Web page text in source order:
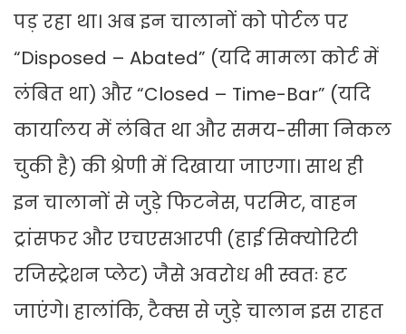
पड़ रहा था। अब इन चालानों को पोर्टल पर
“Disposed – Abated” (यदि मामला कोर्ट में
लंबित था) और “Closed – Time-Bar” (यदि
कार्यालय में लंबित था और समय-सीमा निकल
चुकी है) की श्रेणी में दिखाया जाएगा। साथ ही
इन चालानों से जुड़े फिटनेस, परमिट, वाहन
ट्रांसफर और एचएसआरपी (हाई सिक्योरिटी
रजिस्ट्रेशन प्लेट) जैसे अवरोध भी स्वतः हट
जाएंगे। हालांकि, टैक्स से जुड़े चालान इस राहत